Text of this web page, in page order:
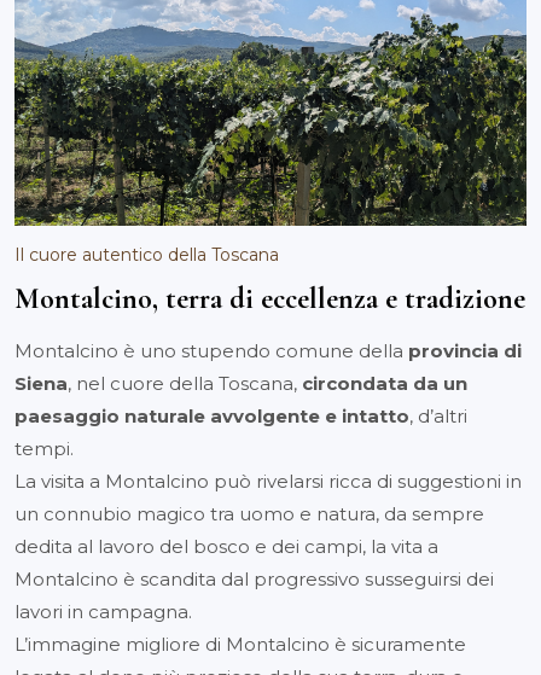
Il cuore autentico della Toscana
Montalcino, terra di eccellenza e tradizione
Montalcino è uno stupendo comune della provincia di
Siena, nel cuore della Toscana, circondata da un
paesaggio naturale avvolgente e intatto, d’altri
tempi.
La visita a Montalcino può rivelarsi ricca di suggestioni in
un connubio magico tra uomo e natura, da sempre
dedita al lavoro del bosco e dei campi, la vita a
Montalcino è scandita dal progressivo susseguirsi dei
lavori in campagna.
L’immagine migliore di Montalcino è sicuramente